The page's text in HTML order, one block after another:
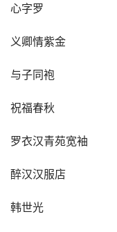
心字罗
义卿情紫金
与子同袍
祝福春秋
罗衣汉青苑宽袖
醉汉汉服店
韩世光